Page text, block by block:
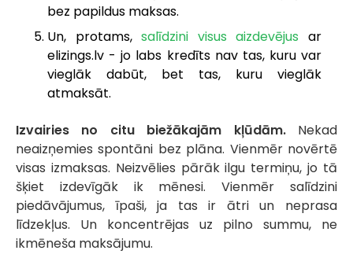
bez papildus maksas.
Un, protams,salīdzini visus aizdevējus ar
elizings.lv - jo labs kredīts nav tas, kuru var
vieglāk dabūt, bet tas, kuru vieglāk
atmaksāt.
Izvairies no citu biežākajām kļūdām. Nekad
neaizņemies spontāni bez plāna. Vienmēr novērtē
visas izmaksas. Neizvēlies pārāk ilgu termiņu, jo tā
šķiet izdevīgāk ik mēnesi. Vienmēr salīdzini
piedāvājumus, īpaši, ja tas ir ātri un neprasa
līdzekļus. Un koncentrējas uz pilno summu, ne
ikmēneša maksājumu.